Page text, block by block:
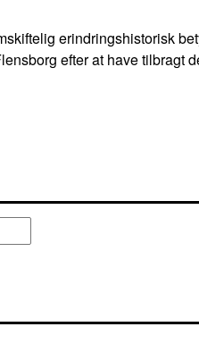
erindringshistorisk
efter at have tilbragt